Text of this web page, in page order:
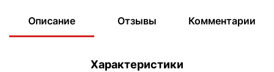
Описание Отзывы Комментарии
Характеристики